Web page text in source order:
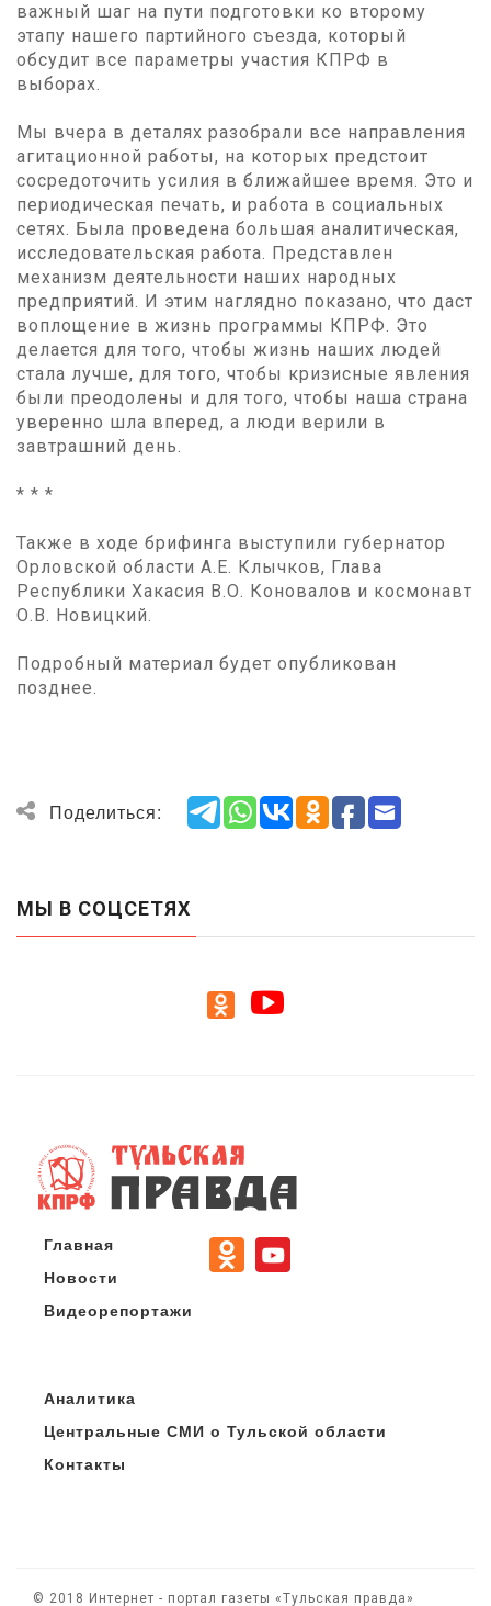
важный шаг на пути подготовки ко второму
этапу нашего партийного съезда, который
обсудит все параметры участия КПРФ в
выборах.
Мы вчера в деталях разобрали все направления
агитационной работы, на которых предстоит
сосредоточить усилия в ближайшее время. Это и
периодическая печать, и работа в социальных
сетях. Была проведена большая аналитическая,
исследовательская работа. Представлен
механизм деятельности наших народных
предприятий. И этим наглядно показано, что даст
воплощение в жизнь программы КПРФ. Это
делается для того, чтобы жизнь наших людей
стала лучше, для того, чтобы кризисные явления
были преодолены и для того, чтобы наша страна
уверенно шла вперед, а люди верили в
завтрашний день.
* * *
Также в ходе брифинга выступили губернатор
Орловской области А.Е. Клычков, Глава
Республики Хакасия В.О. Коновалов и космонавт
О.В. Новицкий.
Подробный материал будет опубликован
позднее.
Поделиться:
МЫ В СОЦСЕТЯХ
Главная
Новости
Видеорепортажи
Аналитика
Центральные СМИ о Тульской области
Контакты
© 2018 Интернет - портал газеты «Тульская правда»